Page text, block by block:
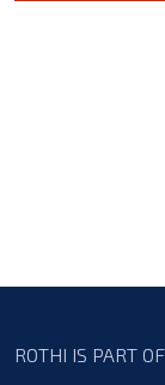
ROTHI IS PART OF